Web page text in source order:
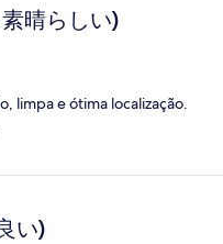
晴らしい)
limpa e ótima localização.
い)